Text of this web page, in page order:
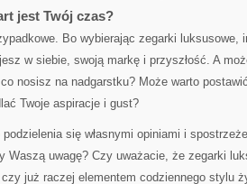
jest Twój czas?
Bo wybierając zegarki luksusowe,
w siebie, swoją markę i przyszłość. A
nosisz na nadgarstku? Może warto
Twoje aspiracje i gust?
się własnymi opiniami i
Waszą uwagę? Czy uważacie, że zegarki
już raczej elementem codziennego stylu